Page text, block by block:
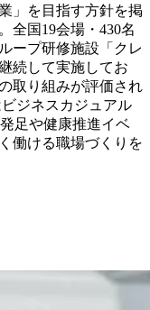
」を目指す方針を掲
全国19会場・430名
ープ研修施設「クレ
続して実施してお
取り組みが評価され
ジネスカジュアル
足や健康推進イベ
働ける職場づくりを